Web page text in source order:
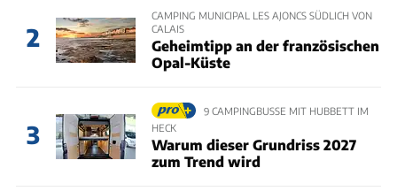
2
CAMPING MUNICIPAL LES AJONCS SÜDLICH VON
CALAIS
Geheimtipp an der französischen
Opal-Küste
3
9 CAMPINGBUSSE MIT HUBBETT IM
HECK
Warum dieser Grundriss 2027
zum Trend wird